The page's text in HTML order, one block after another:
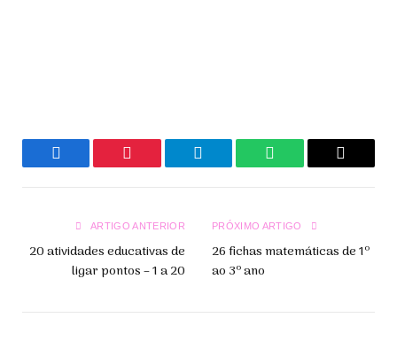
Facebook Pinterest Telegrama WhatsAppCopiar
ARTIGO ANTERIOR
20 atividades educativas de
ligar pontos – 1 a 20
PRÓXIMO ARTIGO
26 fichas matemáticas de 1º
ao 3º ano